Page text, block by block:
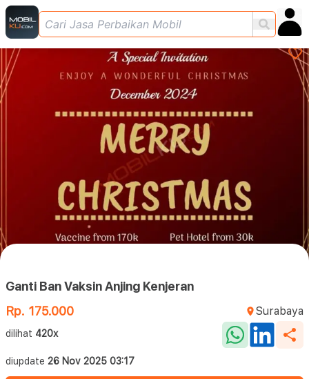
Ganti Ban Vaksin Anjing Kenjeran
Rp. 175.000
Surabaya
dilihat 420x
diupdate 26 Nov 2025 03:17